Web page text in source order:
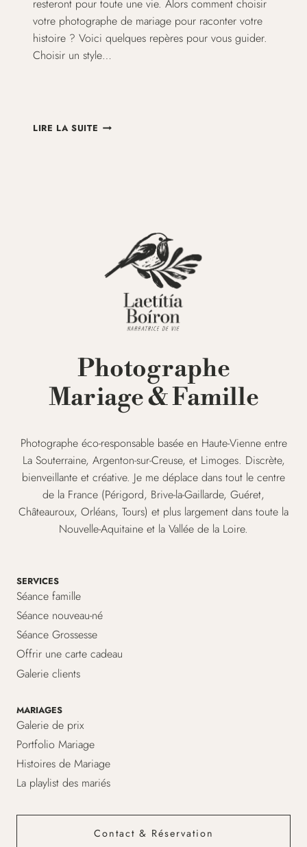
resteront pour toute une vie. Alors comment choisir
votre photographe de mariage pour raconter votre
histoire ? Voici quelques repères pour vous guider.
Choisir un style…
LIRE LA SUITE COMMENT
Photographe
Mariage & Famille
Photographe éco-responsable basée en Haute-Vienne entre
La Souterraine, Argenton-sur-Creuse, et Limoges. Discrète,
bienveillante et créative. Je me déplace dans tout le centre
de la France (Périgord, Brive-la-Gaillarde, Guéret,
Châteauroux, Orléans, Tours) et plus largement dans toute la
Nouvelle-Aquitaine et la Vallée de la Loire.
SERVICES
Séance famille
Séance nouveau-né
Séance Grossesse
Offrir une carte cadeau
Galerie clients
MARIAGES
Galerie de prix
Portfolio Mariage
Histoires de Mariage
La playlist des mariés
Contact & Réservation